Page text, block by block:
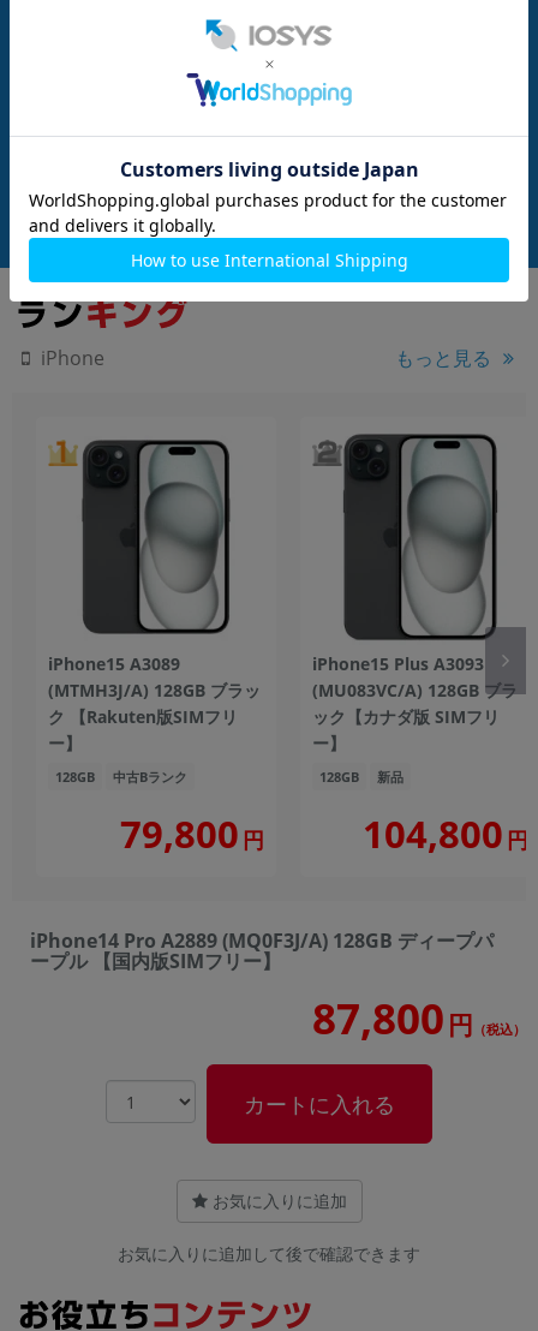
87,800 円 (税込)
【バッテリー80%未満】iPhone14 P
ro A2889 (MPXU3J/A) 128GB スペー
メーカー：Apple
付属品: 本体のみ
中古Bランク 73,800 円 (税込)
メーカー：Apple
iPhone もっと見る
iPhone15 A3089
(MTMH3J/A) 128GB ブラッ
ク 【Rakuten版SIMフリ
ー】
128GB 中古Bランク
79,800 円
iPhone15 Plus A3093
(MU083VC/A) 128GB ブラ
ック【カナダ版 SIMフリ
ー】
128GB 新品
104,800 円
iPhone14 Pro A2889 (MQ0F3J/A) 128GB ディープパ
ープル 【国内版SIMフリー】
87,800 円 （税込）
カートに入れる
お気に入りに追加
お気に入りに追加して後で確認できます